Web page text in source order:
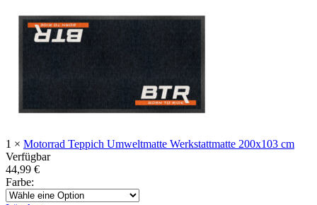
1 × Motorrad Teppich Umweltmatte Werkstattmatte 200x103 cm
Verfügbar
44,99 €
Farbe: